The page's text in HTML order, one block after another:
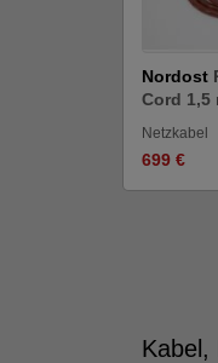
Nordost
Cord 1,5
Netzkabel
699 €
Kabel,